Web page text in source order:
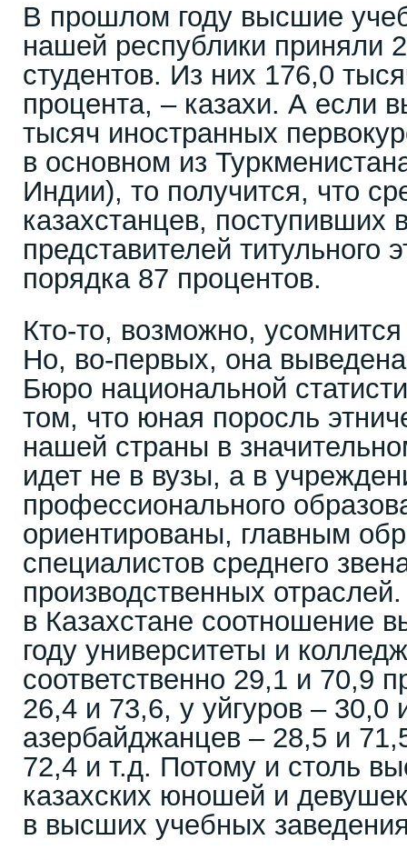
В прошлом году высшие
нашей республики приняли
студентов. Из них 176,0
процента, – казахи. А если
тысяч иностранных
в основном из
Индии), то получится, что
казахстанцев, поступивших
представителей
порядка 87 процентов.
Кто-то, возможно,
Но, во-первых, она
Бюро национальной
том, что юная поросль
нашей страны в
идет не в вузы, а в
профессионального
ориентированы, главным
специалистов среднего
производственных
в Казахстане соотношение
году университеты и
соответственно 29,1 и 70,9
26,4 и 73,6, у уйгуров – 30,0
азербайджанцев – 28,5 и
72,4 и т.д. Потому и столь
казахских юношей и
в высших учебных